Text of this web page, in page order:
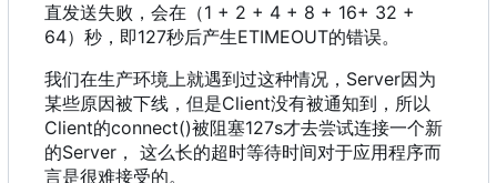
直发送失败 ， 会在 （1 + 2 + 4 + 8 + 16+ 32 +
64） 秒 ， 即127秒后产生ETIMEOUT的错误。
我们在生产环境上就遇到过这种情况 ， Server因为
某些原因被下线 ， 但是Client没有被通知到 ， 所以
Client的connect()被阻塞127s才去尝试连接一个新
的Server ， 这么长的超时等待时间对于应用程序而
言是很难接受的。